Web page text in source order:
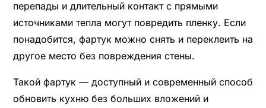
перепады и длительный контакт с прямыми
источниками тепла могут повредить пленку. Если
понадобится, фартук можно снять и переклеить на
другое место без повреждения стены.
Такой фартук — доступный и современный способ
обновить кухню без больших вложений и